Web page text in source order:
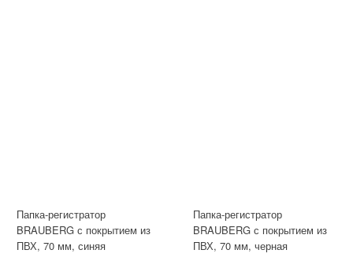
Папка-регистратор
BRAUBERG с покрытием из
ПВХ, 70 мм, синяя
Папка-регистратор
BRAUBERG с покрытием из
ПВХ, 70 мм, черная